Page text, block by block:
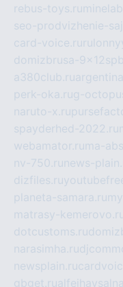
rebus-toys.ru
seo-prodvizhenie-
card-voice.ru
domizbrusa-
a380club.ru
perk-oka.rug-
naruto-x.ru
spayderhed-2022.ru
webamator.ru ma-
nv-750.ru news-
dizfiles.ru
planeta-samara.ru
matrasy-
dotcustoms.ru
narasimha.ru
newsplain.ru
gbget.ru